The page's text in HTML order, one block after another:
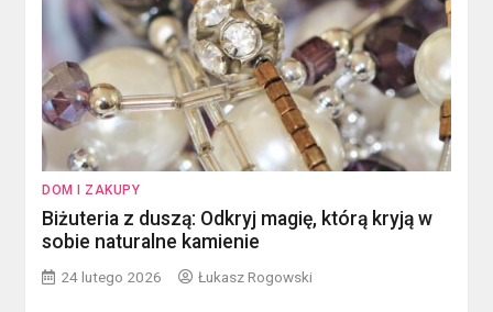
DOM I ZAKUPY
Biżuteria z duszą: Odkryj magię, którą kryją w
sobie naturalne kamienie
24 lutego 2026 Łukasz Rogowski